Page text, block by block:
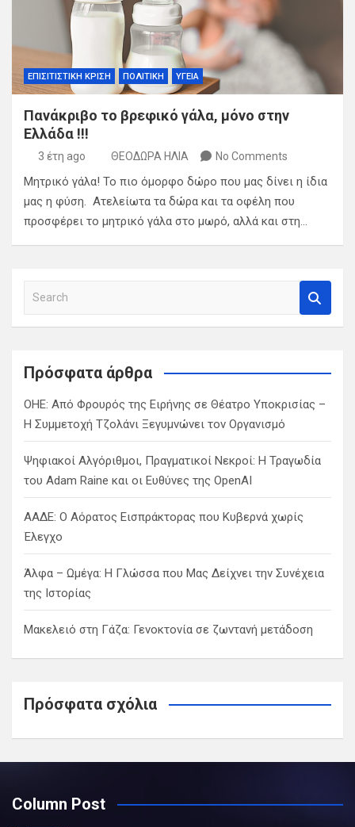
ΕΠΙΣΙΤΙΣΤΙΚΗ ΚΡΙΣΗ ΠΟΛΙΤΙΚΗ ΥΓΕΙΑ
Πανάκριβο το βρεφικό γάλα, μόνο στην
Ελλάδα !!!
3 έτη ago ΘΕΟΔΩΡΑ ΗΛΙΑ No Comments
Μητρικό γάλα! Το πιο όμορφο δώρο που μας δίνει η ίδια
μας η φύση. Ατελείωτα τα δώρα και τα οφέλη που
προσφέρει το μητρικό γάλα στο μωρό, αλλά και στη…
a
c
Πρόσφατα άρθρα
ΟΗΕ: Από Φρουρός της Ειρήνης σε Θέατρο Υποκρισίας –
Η Συμμετοχή Τζολάνι Ξεγυμνώνει τον Οργανισμό
Ψηφιακοί Αλγόριθμοι, Πραγματικοί Νεκροί: Η Τραγωδία
του Adam Raine και οι Ευθύνες της OpenAI
ΑΑΔΕ: Ο Αόρατος Εισπράκτορας που Κυβερνά χωρίς
Έλεγχο
Άλφα – Ωμέγα: Η Γλώσσα που Μας Δείχνει την Συνέχεια
της Ιστορίας
Μακελειό στη Γάζα: Γενοκτονία σε ζωντανή μετάδοση
Πρόσφατα σχόλια
Column Post